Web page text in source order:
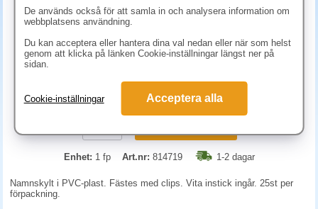
311.30 kr (inkl. moms)
Enhet: 1 fp Art.nr: 814719 1-2 dagar
Namnskylt i PVC-plast. Fästes med clips. Vita instick ingår. 25st per
förpackning.
De används också för att samla in och analysera information om
webbplatsens användning.
Du kan acceptera eller hantera dina val nedan eller när som helst
genom att klicka på länken Cookie-inställningar längst ner på
sidan.
Cookie-inställningar Acceptera alla